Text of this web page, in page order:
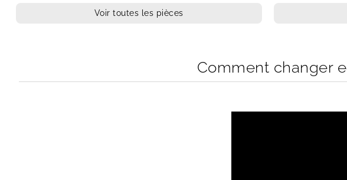
Voir toutes les pièces
Comment changer